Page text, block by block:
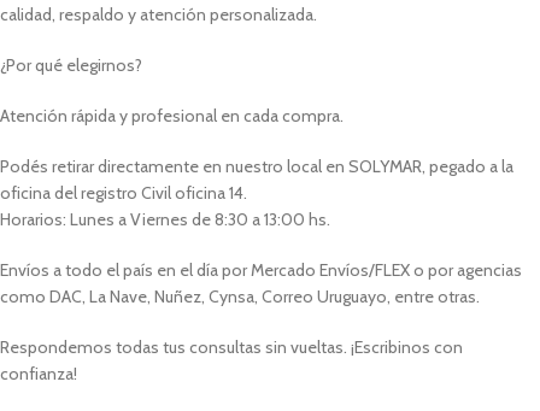
calidad, respaldo y atención personalizada.
¿Por qué elegirnos?
Atención rápida y profesional en cada compra.
Podés retirar directamente en nuestro local en SOLYMAR, pegado a la
oficina del registro Civil oficina 14.
Horarios: Lunes a Viernes de 8:30 a 13:00 hs.
Envíos a todo el país en el día por Mercado Envíos/FLEX o por agencias
como DAC, La Nave, Nuñez, Cynsa, Correo Uruguayo, entre otras.
Respondemos todas tus consultas sin vueltas. ¡Escribinos con
confianza!